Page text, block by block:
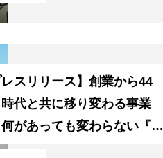
レスリリース】創業から44
代と共に移り変わる事業
何があっても変わらない『お
課題解決を一番に考える』